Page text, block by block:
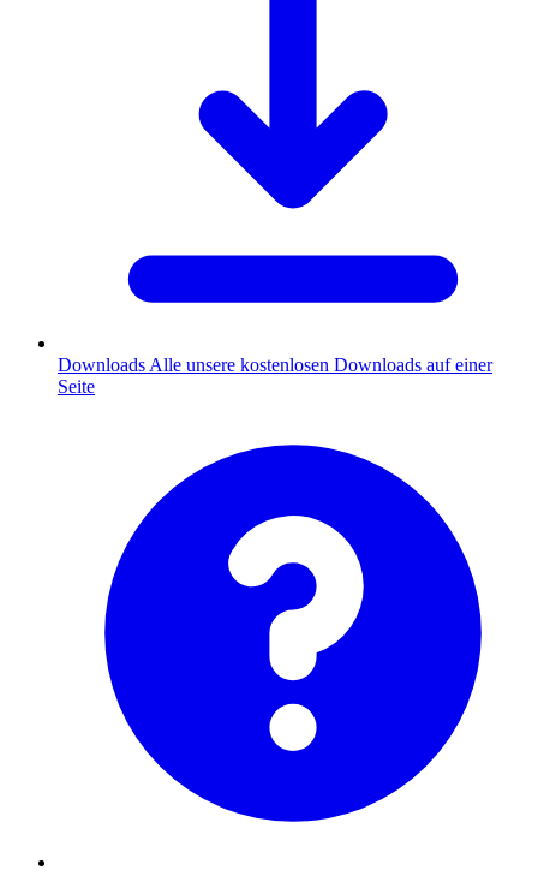
Downloads Alle unsere kostenlosen Downloads auf einer
Seite